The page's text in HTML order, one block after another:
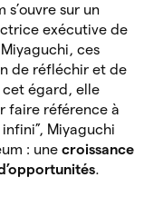
sur un
exécutive de
ces
de réfléchir et de
cet égard, elle
faire référence à
infini”, Miyaguchi
: une croissance
.